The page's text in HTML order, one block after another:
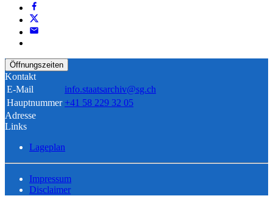
Öffnungszeiten
Kontakt
E-Mail
info.staatsarchiv@sg.ch
Hauptnummer +41 58 229 32 05
Adresse
Links
Lageplan
Impressum
Disclaimer